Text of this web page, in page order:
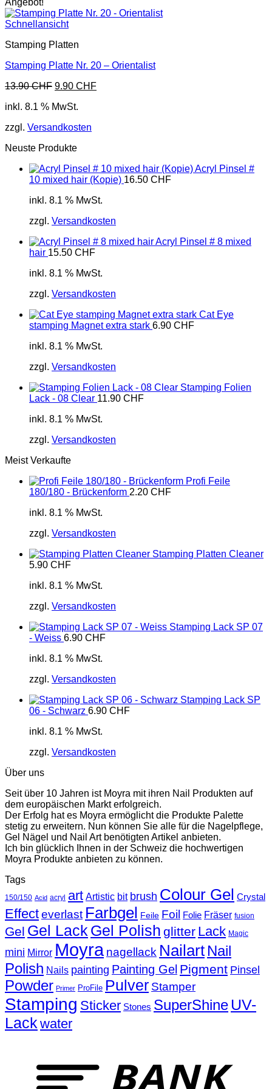
Angebot!
Schnellansicht
Stamping Platten
Stamping Platte Nr. 20 – Orientalist
13.90CHF Ursprünglicher
war:
9.90 CHFAktueller
inkl. 8.1 % MwSt.
zzgl. Versandkosten
Neuste Produkte
Acryl Pinsel #
10 mixed hair (Kopie) 16.50 CHF
inkl. 8.1 % MwSt.
zzgl. Versandkosten
Acryl Pinsel # 8 mixed
hair 15.50 CHF
inkl. 8.1 % MwSt.
zzgl. Versandkosten
Cat Eye
stamping Magnet extra stark 6.90 CHF
inkl. 8.1 % MwSt.
zzgl. Versandkosten
Stamping Folien
Lack - 08 Clear 11.90 CHF
inkl. 8.1 % MwSt.
zzgl. Versandkosten
Meist Verkaufte
Profi Feile
180/180 - Brückenform 2.20 CHF
inkl. 8.1 % MwSt.
zzgl. Versandkosten
Stamping Platten Cleaner
5.90 CHF
inkl. 8.1 % MwSt.
zzgl. Versandkosten
Stamping Lack SP 07
- Weiss 6.90 CHF
inkl. 8.1 % MwSt.
zzgl. Versandkosten
Stamping Lack SP
06 - Schwarz 6.90 CHF
inkl. 8.1 % MwSt.
zzgl. Versandkosten
Über uns
Seit über 10 Jahren ist Moyra mit ihren Nail Produkten auf
dem europäischen Markt erfolgreich.
Der Erfolg hat es Moyra ermöglicht die Produkte Palette
stetig zu erweitern. Nun können Sie alle für die Nagelpflege,
Gel Nägel und Nail Art benötigten Artikel anbieten.
Ich bin glücklich Ihnen in der Schweiz die hochwertigen
Moyra Produkte anbieten zu können.
Tags
150/150 Acid acryl art Artistic bit brush Colour Gel Crystal
Effecteverlast Farbgel Feile Foil Folie Fräser fusion
Gel Gel Lack Gel Polish glitter Lack Magic
mini Mirror Moyra nagellack Nailart Nail
Polish Nails painting Painting Gel Pigment Pinsel
Powder Primer ProFile Pulver Stamper
Stamping Sticker Stones SuperShine UV-
Lack water